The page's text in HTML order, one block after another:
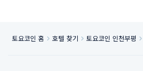
토요코인 홈 호텔 찾기 토요코인 인천부평